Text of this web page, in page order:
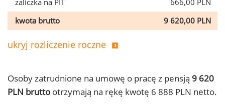
zaliczka na PIT
666,00 PLN
kwota brutto
9 620,00 PLN
ukryj rozliczenie roczne
Osoby zatrudnione na umowę o pracę z pensją 9 620
PLN brutto otrzymają na rękę kwotę 6 888 PLN netto.